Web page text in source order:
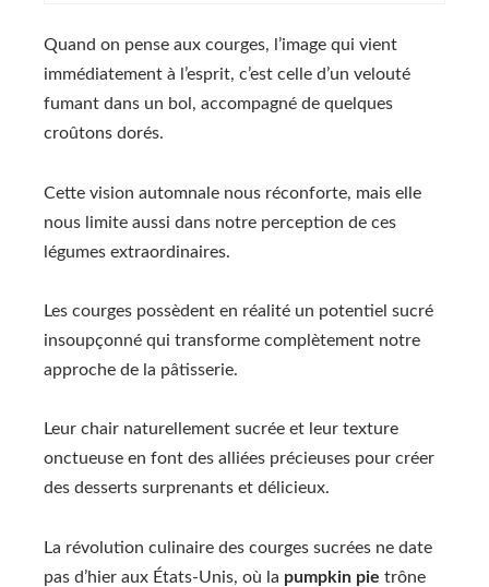
Quand on pense aux courges, l’image qui vient
immédiatement à l’esprit, c’est celle d’un velouté
fumant dans un bol, accompagné de quelques
croûtons dorés.
Cette vision automnale nous réconforte, mais elle
nous limite aussi dans notre perception de ces
légumes extraordinaires.
Les courges possèdent en réalité un potentiel sucré
insoupçonné qui transforme complètement notre
approche de la pâtisserie.
Leur chair naturellement sucrée et leur texture
onctueuse en font des alliées précieuses pour créer
des desserts surprenants et délicieux.
La révolution culinaire des courges sucrées ne date
pas d’hier aux États-Unis, où la pumpkin pie trône